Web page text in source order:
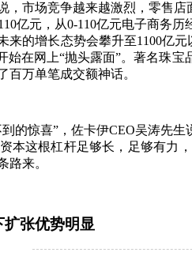
场竞争越来越激烈，零售店
亿元，从0-110亿元电子商务
来的增长态势会攀升至1100亿
始在网上“抛头露面”。著名珠
百万单笔成交额神话。
惊喜”，佐卡伊CEO吴涛先生
本这根杠杆足够长，足够有力
路来。
张优势明显